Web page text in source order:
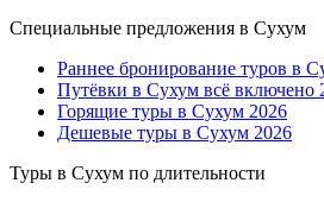
Специальные предложения в Сухум
Раннее бронирование туров в
Путёвки в Сухум всё включено
Горящие туры в Сухум 2026
Дешевые туры в Сухум 2026
Туры в Сухум по длительности